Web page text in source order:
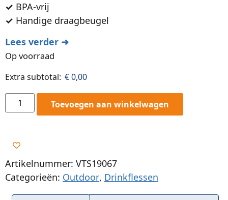
✓ BPA-vrij
✓ Handige draagbeugel
Lees verder ➜
Op voorraad
Extra subtotal: €0,00
Toevoegen aan winkelwagen
Artikelnummer: VTS19067
Categorieën: Outdoor, Drinkflessen